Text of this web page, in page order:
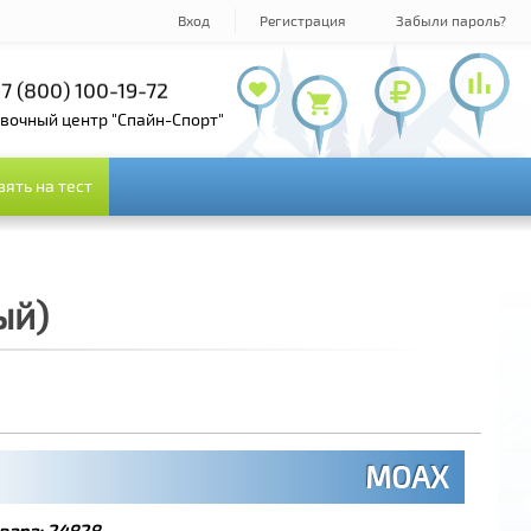
Вход Регистрация Забыли пароль?
+7 (495) 143-73-73
+7 (800) 100-19-72
(495) 978-61-54
центр "Спайн-Спорт"
на тест
на тест
MOAX